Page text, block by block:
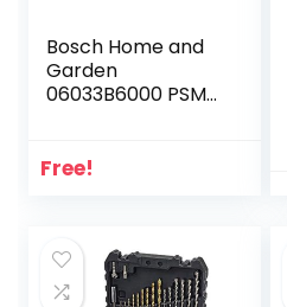
Bosch Home and
Garden
06033B6000 PSM
Universale, 200 W
Free!